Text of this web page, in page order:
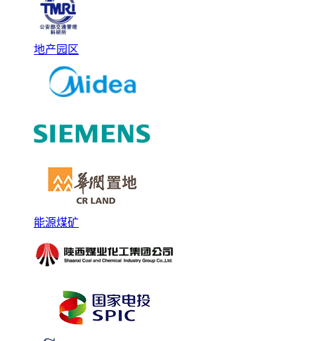
地产园区
能源煤矿